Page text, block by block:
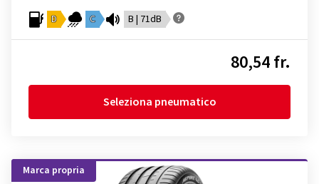
D C B | 71dB
80,54 fr.
Seleziona pneumatico
Marca propria